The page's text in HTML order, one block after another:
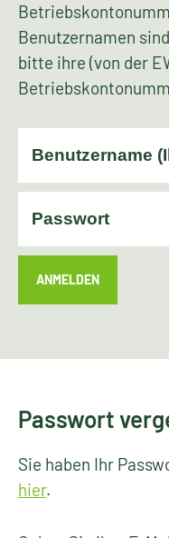
Benutzernamen
bitte ihre (von der
ANMELDEN
Passwort
Sie haben Ihr
hier.